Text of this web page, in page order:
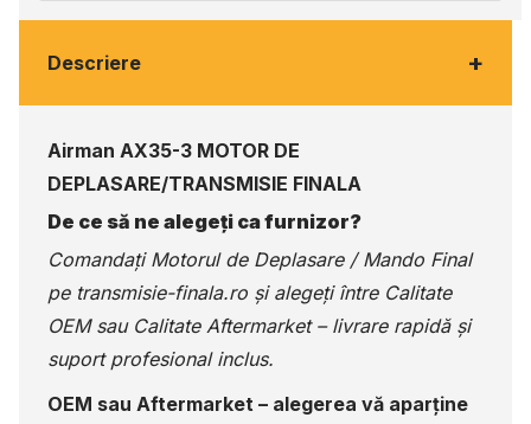
Descriere +
Airman AX35-3 MOTOR DE
DEPLASARE/TRANSMISIE FINALA
De ce să ne alegeți ca furnizor?
Comandați Motorul de Deplasare / Mando Final
pe transmisie-finala.ro și alegeți între Calitate
OEM sau Calitate Aftermarket – livrare rapidă și
suport profesional inclus.
OEM sau Aftermarket – alegerea vă aparține